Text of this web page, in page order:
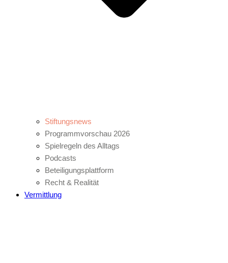
Stiftungsnews
Programmvorschau 2026
Spielregeln des Alltags
Podcasts
Beteiligungsplattform
Recht & Realität
Vermittlung